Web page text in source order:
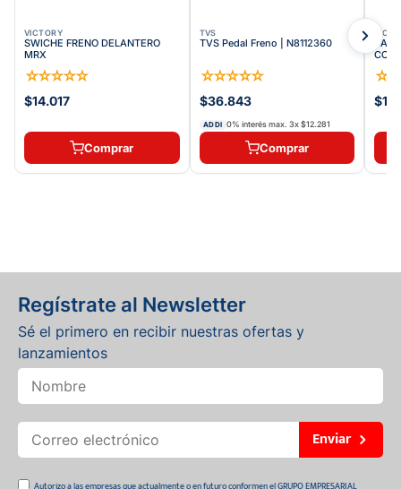
VICTORY
SWICHE FRENO DELANTERO
MRX
☆☆☆☆☆
$14.017
Comprar
TVS
TVS Pedal Freno | N8112360
☆☆☆☆☆
$36.843
ADDI 0% interés max. 3x$12.281
Comprar
☆
Regístrate al Newsletter
Sé el primero en recibir nuestras ofertas y
lanzamientos
Enviar